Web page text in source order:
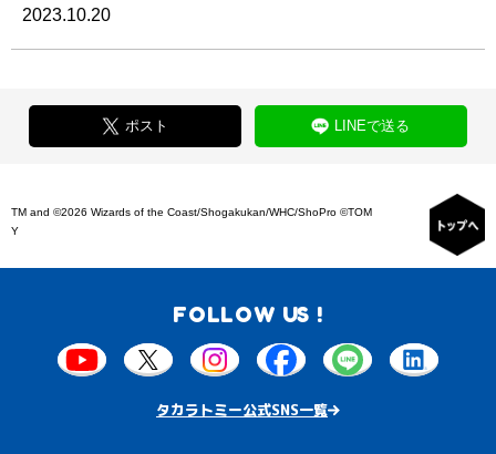
2023.10.20
ポスト LINEで送る
TM and ©2026 Wizards of the Coast/Shogakukan/WHC/ShoPro ©TOM
Y
FOLLOW US !
タカラトミー公式SNS一覧